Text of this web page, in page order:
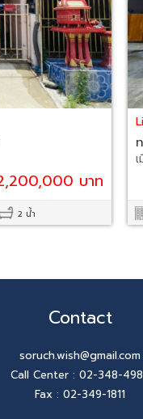
บาท
2 น้ำ
Contact
soruch.wish@gmail.com
Call Center :02-348-
Fax : 02-349-1811